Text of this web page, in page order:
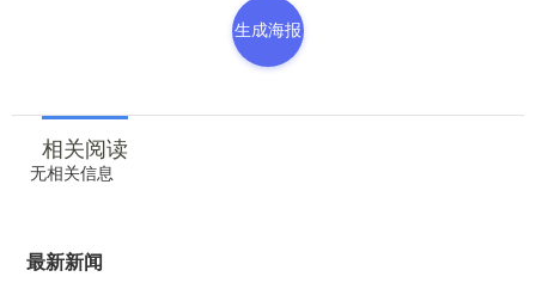
生成海报
相关阅读
无相关信息
最新新闻